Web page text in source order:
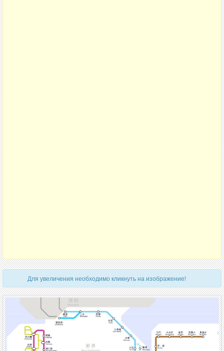
Для увеличения необходимо кликнуть на изображение!